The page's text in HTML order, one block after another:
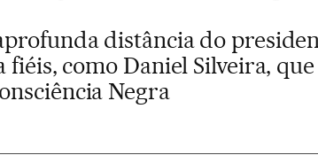
distância do
como Daniel Silveira,
Negra